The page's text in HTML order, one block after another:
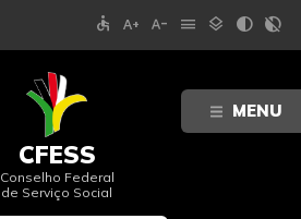
MENU
accessible text_increase text_decrease menu layers contrast contrast_rtl_off
CFESS
Conselho Federal
de Serviço Social